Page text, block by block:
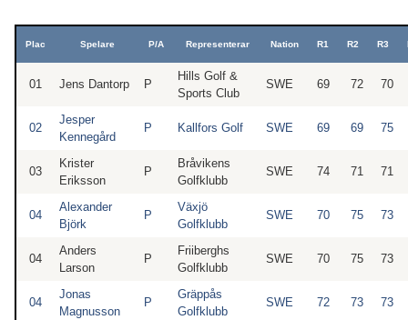
Plac Spelare P/A Representerar Nation R1 R2 R3
01 Jens Dantorp P
Hills Golf &
Sports Club
SWE 69 72 70
02
Jesper
Kennegård
P Kallfors Golf SWE 69 69 75
03
Krister
Eriksson
P
Bråvikens
Golfklubb
SWE 74 71 71
04
Alexander
Björk
P
Växjö
Golfklubb
SWE 70 75 73
04
Anders
Larson
P
Friiberghs
Golfklubb
SWE 70 75 73
04
Jonas
Magnusson
P
Gräppås
Golfklubb
SWE 72 73 73